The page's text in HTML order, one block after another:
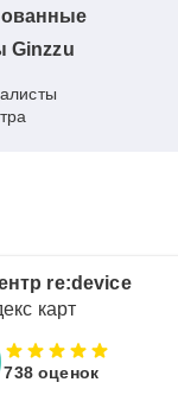
Ginzzu
re:device
карт
738 оценок